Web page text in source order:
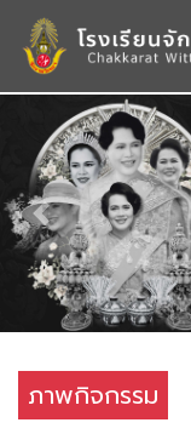
Previous
ภาพกิจกรรม